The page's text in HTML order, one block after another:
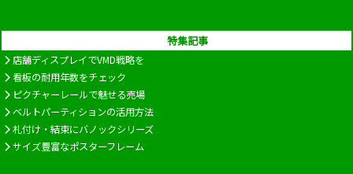
特集記事
店舗ディスプレイでVMD戦略を
看板の耐用年数をチェック
ピクチャーレールで魅せる売場
ベルトパーティションの活用方法
札付け・結束にバノックシリーズ
サイズ豊富なポスターフレーム